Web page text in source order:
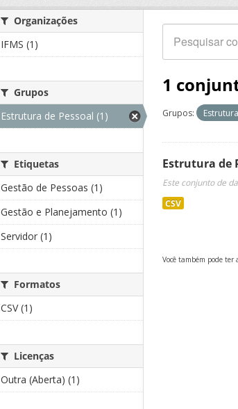
1
Grupos:
Estrutura de
Este conjunto de
CSV
Você também pode ter
Organizações
IFMS (1)
Grupos
Estrutura de Pessoal (1)
Etiquetas
Gestão de Pessoas (1)
Gestão e Planejamento (1)
Servidor (1)
Formatos
CSV (1)
Licenças
Outra (Aberta) (1)